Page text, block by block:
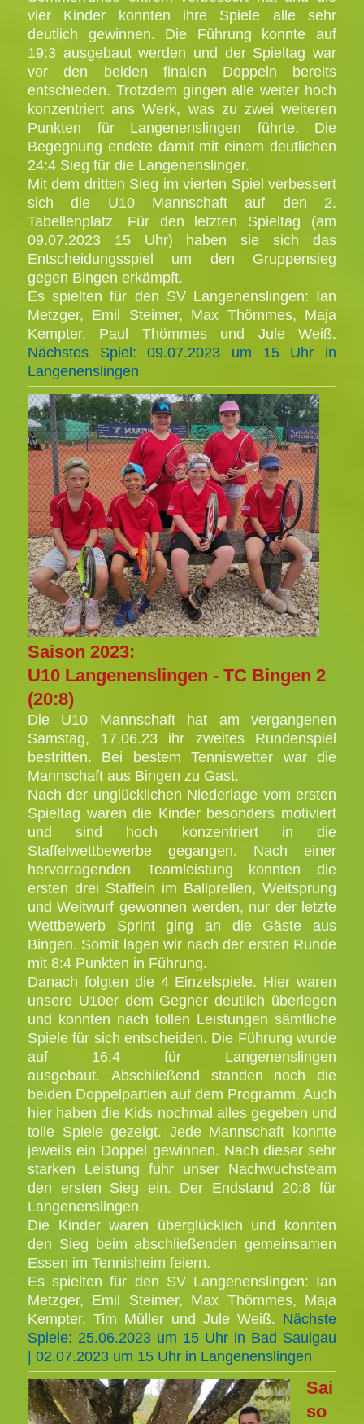
vier Kinder konnten ihre Spiele alle sehr
deutlich gewinnen. Die Führung konnte auf
19:3 ausgebaut werden und der Spieltag war
vor den beiden finalen Doppeln bereits
entschieden. Trotzdem gingen alle weiter hoch
konzentriert ans Werk, was zu zwei weiteren
Punkten für Langenenslingen führte. Die
Begegnung endete damit mit einem deutlichen
24:4 Sieg für die Langenenslinger.
Mit dem dritten Sieg im vierten Spiel verbessert
sich die U10 Mannschaft auf den 2.
Tabellenplatz. Für den letzten Spieltag (am
09.07.2023 15 Uhr) haben sie sich das
Entscheidungsspiel um den Gruppensieg
gegen Bingen erkämpft.
Es spielten für den SV Langenenslingen: Ian
Metzger, Emil Steimer, Max Thömmes, Maja
Kempter, Paul Thömmes und Jule Weiß.
Nächstes Spiel: 09.07.2023 um 15 Uhr in
Langenenslingen
Saison 2023:
U10 Langenenslingen - TC Bingen 2
(20:8)
Die U10 Mannschaft hat am vergangenen
Samstag, 17.06.23 ihr zweites Rundenspiel
bestritten. Bei bestem Tenniswetter war die
Mannschaft aus Bingen zu Gast.
Nach der unglücklichen Niederlage vom ersten
Spieltag waren die Kinder besonders motiviert
und sind hoch konzentriert in die
Staffelwettbewerbe gegangen. Nach einer
hervorragenden Teamleistung konnten die
ersten drei Staffeln im Ballprellen, Weitsprung
und Weitwurf gewonnen werden, nur der letzte
Wettbewerb Sprint ging an die Gäste aus
Bingen. Somit lagen wir nach der ersten Runde
mit 8:4 Punkten in Führung.
Danach folgten die 4 Einzelspiele. Hier waren
unsere U10er dem Gegner deutlich überlegen
und konnten nach tollen Leistungen sämtliche
Spiele für sich entscheiden. Die Führung wurde
auf 16:4 für Langenenslingen
ausgebaut. Abschließend standen noch die
beiden Doppelpartien auf dem Programm. Auch
hier haben die Kids nochmal alles gegeben und
tolle Spiele gezeigt. Jede Mannschaft konnte
jeweils ein Doppel gewinnen. Nach dieser sehr
starken Leistung fuhr unser Nachwuchsteam
den ersten Sieg ein. Der Endstand 20:8 für
Langenenslingen.
Die Kinder waren überglücklich und konnten
den Sieg beim abschließenden gemeinsamen
Essen im Tennisheim feiern.
Es spielten für den SV Langenenslingen: Ian
Metzger, Emil Steimer, Max Thömmes, Maja
Kempter, Tim Müller und Jule Weiß. Nächste
Spiele: 25.06.2023 um 15 Uhr in Bad Saulgau
02.07.2023 um 15 Uhr in Langenenslingen
Sai
so